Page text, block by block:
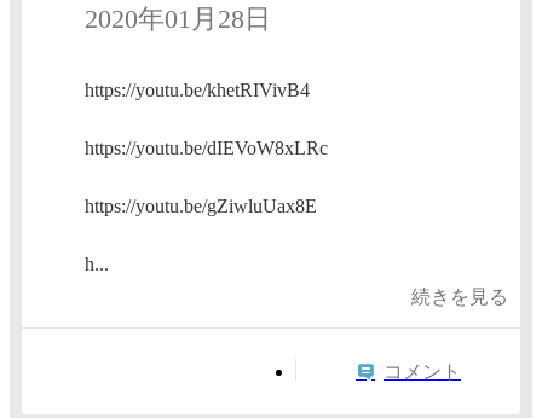
2020年01月28日
https://youtu.be/khetRIVivB4
https://youtu.be/dIEVoW8xLRc
https://youtu.be/gZiwluUax8E
h...
続きを見る
コメント